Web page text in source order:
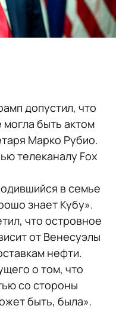
допустил, что
быть актом
Марко Рубио.
телеканалу Fox
в семье
знает Кубу».
что островное
от Венесуэлы
нефти.
о том, что
со стороны
быть, была».